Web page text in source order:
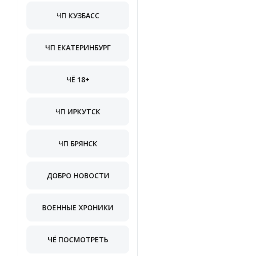
ЧП КУЗБАСС
ЧП ЕКАТЕРИНБУРГ
ЧЁ 18+
ЧП ИРКУТСК
ЧП БРЯНСК
ДОБРО НОВОСТИ
ВОЕННЫЕ ХРОНИКИ
ЧЁ ПОСМОТРЕТЬ